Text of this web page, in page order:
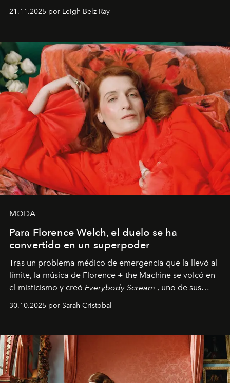
ocasiones, la introspección puede esperar. “Es
importa si no lo entienden’”, confiesa.
21.11.2025 por Leigh Belz Ray
MODA
Para Florence Welch, el duelo se ha
convertido en un superpoder
Tras un problema médico de emergencia que la llevó al
límite, la música de Florence + the Machine se volcó en
el misticismo y creó Everybody Scream , uno de sus
30.10.2025 por Sarah Cristobal